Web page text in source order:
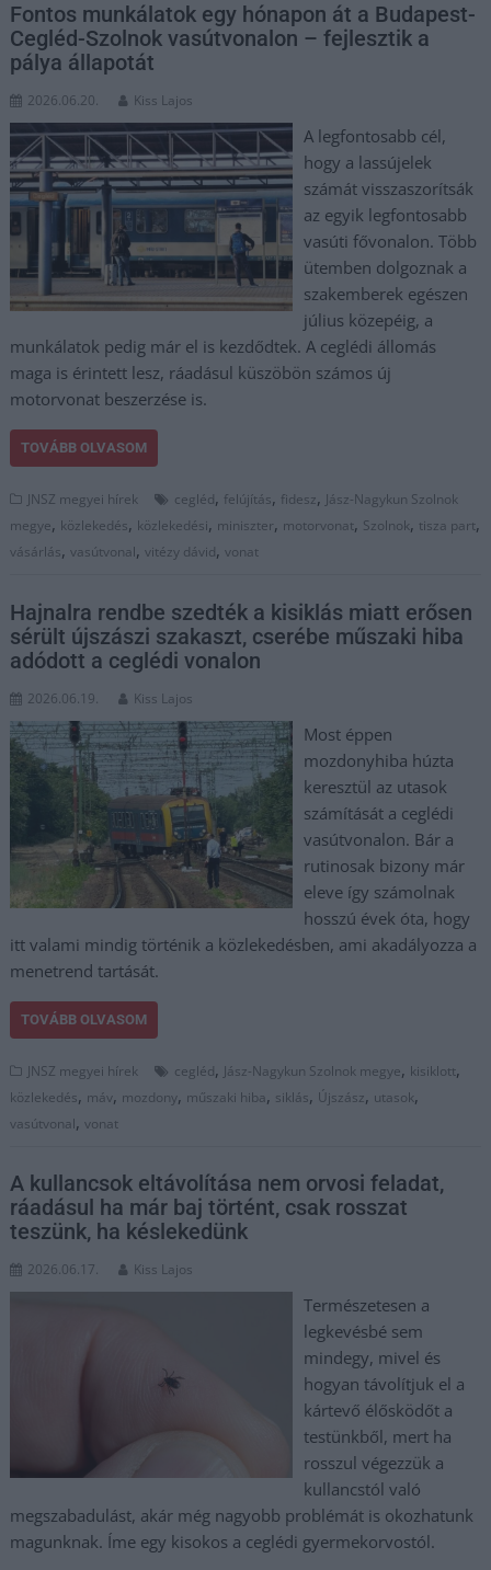
Fontos munkálatok egy hónapon át a Budapest-
Cegléd-Szolnok vasútvonalon – fejlesztik a
pálya állapotát
2026.06.20. Kiss Lajos
A legfontosabb cél,
hogy a lassújelek
számát visszaszorítsák
az egyik legfontosabb
vasúti fővonalon. Több
ütemben dolgoznak a
szakemberek egészen
július közepéig, a
munkálatok pedig már el is kezdődtek. A ceglédi állomás
maga is érintett lesz, ráadásul küszöbön számos új
motorvonat beszerzése is.
TOVÁBB OLVASOM
JNSZ megyei hírek cegléd, felújítás, fidesz, Jász-Nagykun Szolnok
megye, közlekedés, közlekedési, miniszter, motorvonat, Szolnok, tisza part,
vásárlás,vasútvonal,vitézy dávid,vonat
Hajnalra rendbe szedték a kisiklás miatt erősen
sérült újszászi szakaszt, cserébe műszaki hiba
adódott a ceglédi vonalon
2026.06.19. Kiss Lajos
Most éppen
mozdonyhiba húzta
keresztül az utasok
számítását a ceglédi
vasútvonalon. Bár a
rutinosak bizony már
eleve így számolnak
hosszú évek óta, hogy
itt valami mindig történik a közlekedésben, ami akadályozza a
menetrend tartását.
TOVÁBB OLVASOM
JNSZ megyei hírek cegléd, Jász-Nagykun Szolnok megye, kisiklott,
közlekedés, máv, mozdony, műszaki hiba, siklás, Újszász, utasok,
vasútvonal,vonat
A kullancsok eltávolítása nem orvosi feladat,
ráadásul ha már baj történt, csak rosszat
teszünk, ha késlekedünk
2026.06.17. Kiss Lajos
Természetesen a
legkevésbé sem
mindegy, mivel és
hogyan távolítjuk el a
kártevő élősködőt a
testünkből, mert ha
rosszul végezzük a
kullancstól való
megszabadulást, akár még nagyobb problémát is okozhatunk
magunknak. Íme egy kisokos a ceglédi gyermekorvostól.